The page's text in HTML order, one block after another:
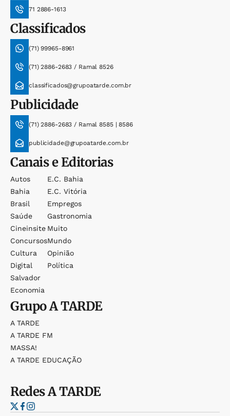
71 2886-1613
Classificados
(71) 99965-8961
(71) 2886-2683 / Ramal 8526
classificados@grupoatarde.com.br
Publicidade
(71) 2886-2683 / Ramal 8585 | 8586
publicidade@grupoatarde.com.br
Canais e Editorias
Autos
Bahia
Brasil
Saúde
Cineinsite
Concursos
Cultura
Digital
Salvador
Economia
E.c. Bahia
E.c. Vitória
Empregos
Gastronomia
Muito
Mundo
Opinião
Política
GrupoA TARDE
A TARDE
A TARDE FM
MASSA!
A TARDE EDUCAÇÃO
RedesA TARDE